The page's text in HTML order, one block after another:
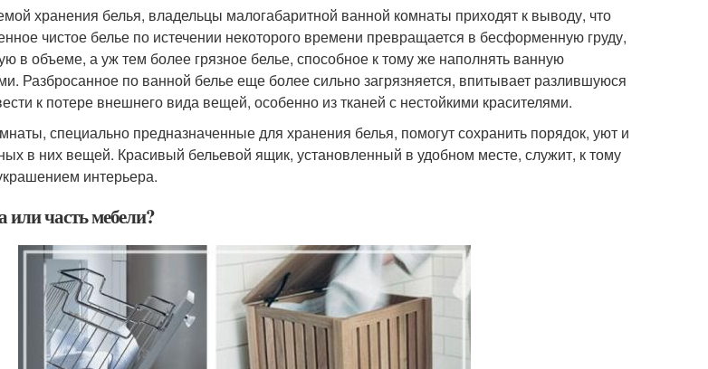
хранения белья, владельцы малогабаритной ванной комнаты приходят к выводу, что
чистое белье по истечении некоторого времени превращается в бесформенную груду,
в объеме, а уж тем более грязное белье, способное к тому же наполнять ванную
Разбросанное по ванной белье еще более сильно загрязняется, впитывает разлившуюся
к потере внешнего вида вещей, особенно из тканей с нестойкими красителями.
специально предназначенные для хранения белья, помогут сохранить порядок, уют и
в них вещей. Красивый бельевой ящик, установленный в удобном месте, служит, к тому
интерьера.
или часть мебели?